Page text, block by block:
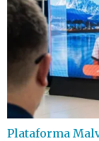
Plataforma